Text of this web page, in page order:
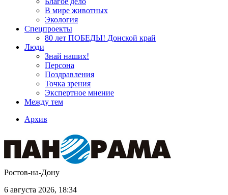
В мире животных
Экология
Спецпроекты
80 лет ПОБЕДЫ! Донской край
Люди
Знай наших!
Персона
Поздравления
Точка зрения
Экспертное мнение
Между тем
Архив
Ростов-на-Дону
6 августа 2026, 18:34